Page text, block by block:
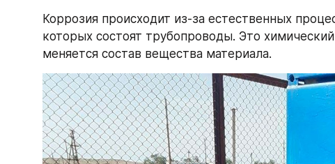
Коррозия происходит из-за естественных
которых состоят трубопроводы. Это
меняется состав вещества материала.